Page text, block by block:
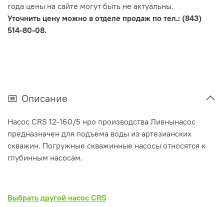
года цены на сайте могут быть не актуальны.
Уточнить цену можно в отделе продаж по тел.: (843)
514-80-08.
Описание
Насос CRS 12-160/5 нро производства Ливнынасос
предназначен для подъема воды из артезианских
скважин. Погружные скважинные насосы относятся к
глубинным насосам.
Выбрать другой насос CRS